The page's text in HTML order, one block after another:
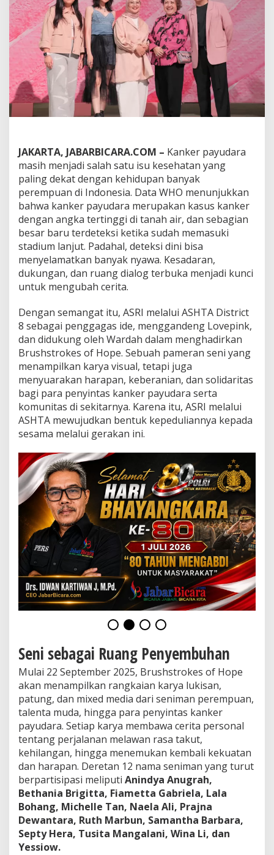
o
p
e
:
A
S
H
T
A
a
m
a
1
S
e
n
i
m
a
n
P
r
e
m
p
u
a
n
D
u
k
u
n
G
e
r
a
k
a
n
C
h
K
a
n
k
e
P
a
y
u
d
r
a
JAKARTA, JABARBICARA.COM – Kanker payudara
masih menjadi salah satu isu kesehatan yang
paling dekat dengan kehidupan banyak
perempuan di Indonesia. Data WHO menunjukkan
bahwa kanker payudara merupakan kasus kanker
dengan angka tertinggi di tanah air, dan sebagian
besar baru terdeteksi ketika sudah memasuki
stadium lanjut. Padahal, deteksi dini bisa
menyelamatkan banyak nyawa. Kesadaran,
dukungan, dan ruang dialog terbuka menjadi kunci
untuk mengubah cerita.
Dengan semangat itu, ASRI melalui ASHTA District
8 sebagai penggagas ide, menggandeng Lovepink,
dan didukung oleh Wardah dalam menghadirkan
Brushstrokes of Hope. Sebuah pameran seni yang
menampilkan karya visual, tetapi juga
menyuarakan harapan, keberanian, dan solidaritas
bagi para penyintas kanker payudara serta
komunitas di sekitarnya. Karena itu, ASRI melalui
ASHTA mewujudkan bentuk kepeduliannya kepada
sesama melalui gerakan ini.
Seni sebagai Ruang Penyembuhan
Mulai 22 September 2025, Brushstrokes of Hope
akan menampilkan rangkaian karya lukisan,
patung, dan mixed media dari seniman perempuan,
talenta muda, hingga para penyintas kanker
payudara. Setiap karya membawa cerita personal
tentang perjalanan melawan rasa takut,
kehilangan, hingga menemukan kembali kekuatan
dan harapan. Deretan 12 nama seniman yang turut
berpartisipasi meliputi Anindya Anugrah,
Bethania Brigitta, Fiametta Gabriela, Lala
Bohang, Michelle Tan, Naela Ali, Prajna
Dewantara, Ruth Marbun, Samantha Barbara,
Septy Hera, Tusita Mangalani, Wina Li, dan
Yessiow.